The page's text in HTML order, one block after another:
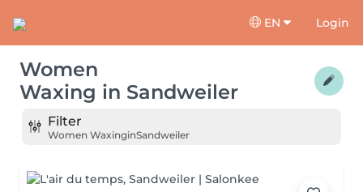
EN Login
Women
Waxing in Sandweiler
Filter
Women WaxinginSandweiler